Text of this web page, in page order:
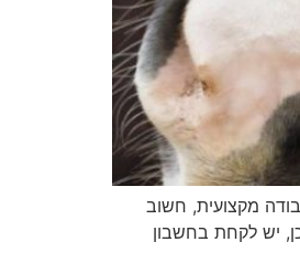
מקצועית, חשוב
יש לקחת בחשבון